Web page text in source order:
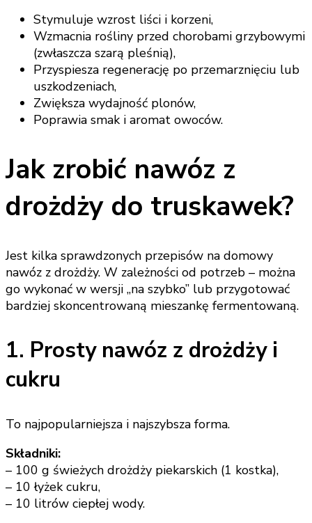
Stymuluje wzrost liści i korzeni,
Wzmacnia rośliny przed chorobami grzybowymi
(zwłaszcza szarą pleśnią),
Przyspiesza regenerację po przemarznięciu lub
uszkodzeniach,
Zwiększa wydajność plonów,
Poprawia smak i aromat owoców.
Jak zrobić nawóz z
drożdży do truskawek?
Jest kilka sprawdzonych przepisów na domowy
nawóz z drożdży. W zależności od potrzeb – można
go wykonać w wersji „na szybko” lub przygotować
bardziej skoncentrowaną mieszankę fermentowaną.
1. Prosty nawóz z drożdży i
cukru
To najpopularniejsza i najszybsza forma.
Składniki:
– 100 g świeżych drożdży piekarskich (1 kostka),
– 10 łyżek cukru,
– 10 litrów ciepłej wody.